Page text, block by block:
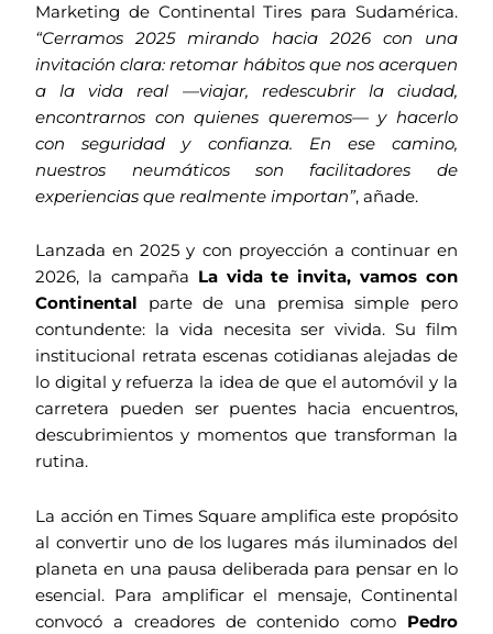
Marketing de Continental Tires para Sudamérica.
“Cerramos 2025 mirando hacia 2026 con una
invitación clara: retomar hábitos que nos acerquen
a la vida real —viajar, redescubrir la ciudad,
encontrarnos con quienes queremos— y hacerlo
con seguridad y confianza. En ese camino,
nuestros neumáticos son facilitadores de
experiencias que realmente importan”, añade.
Lanzada en 2025 y con proyección a continuar en
2026, la campaña La vida te invita, vamos con
Continental
parte de una premisa simple pero
contundente: la vida necesita ser vivida. Su film
institucional retrata escenas cotidianas alejadas de
lo digital y refuerza la idea de que el automóvil y la
carretera pueden ser puentes hacia encuentros,
descubrimientos y momentos que transforman la
rutina.
La acción en Times Square amplifica este propósito
al convertir uno de los lugares más iluminados del
planeta en una pausa deliberada para pensar en lo
esencial. Para amplificar el mensaje, Continental
convocó a creadores de contenido como Pedro